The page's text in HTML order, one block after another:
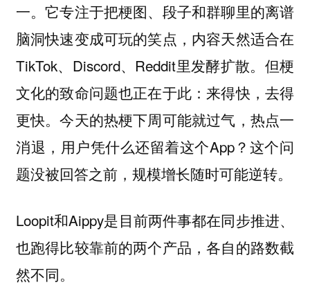
一。它专注于把梗图、段子和群聊里的离谱
脑洞快速变成可玩的笑点，内容天然适合在
TikTok、Discord、Reddit里发酵扩散。但梗
文化的致命问题也正在于此：来得快，去得
更快。今天的热梗下周可能就过气，热点一
消退，用户凭什么还留着这个App？这个问
题没被回答之前，规模增长随时可能逆转。
Loopit和Aippy是目前两件事都在同步推进、
也跑得比较靠前的两个产品，各自的路数截
然不同。